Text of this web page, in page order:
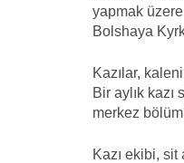
yapmak
Bolshaya
Kazılar,
Bir aylık
merkez
Kazı ekibi, sit